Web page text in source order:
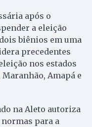
após o
a eleição
biênios em uma
precedentes
nos estados
Amapá e
na Aleto autoriza
normas para a